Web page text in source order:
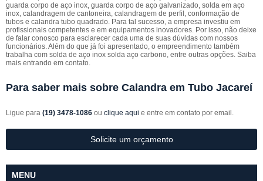
guarda corpo de aço inox, guarda corpo de aço galvanizado, solda em aço
inox, calandragem de cantoneira, calandragem de perfil, conformação de
tubos e calandra tubo quadrado. Para tal sucesso, a empresa investiu em
profissionais competentes e em equipamentos inovadores. Por isso, não deixe
de falar conosco para esclarecer cada uma de suas dúvidas com nossos
funcionários. Além do que já foi apresentado, o empreendimento também
trabalha com solda de aço inox solda aço carbono, entre outras opções. Saiba
mais entrando em contato.
Para saber mais sobre Calandra em Tubo Jacareí
Ligue para (19) 3478-1086 ou clique aqui e entre em contato por email.
Solicite um orçamento
MENU